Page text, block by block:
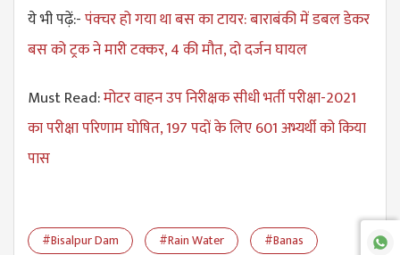
ये भी पढ़ें:-पंक्चर हो गया था बस का टायर: बाराबंकी में डबल डेकर
बस को ट्रक ने मारी टक्कर, 4 की मौत, दो दर्जन घायल
Must Read:मोटर वाहन उप निरीक्षक सीधी भर्ती परीक्षा-2021
का परीक्षा परिणाम घोषित, 197 पदों के लिए 601 अभ्यर्थी को किया
पास
#Bisalpur Dam #Rain Water
#Banas